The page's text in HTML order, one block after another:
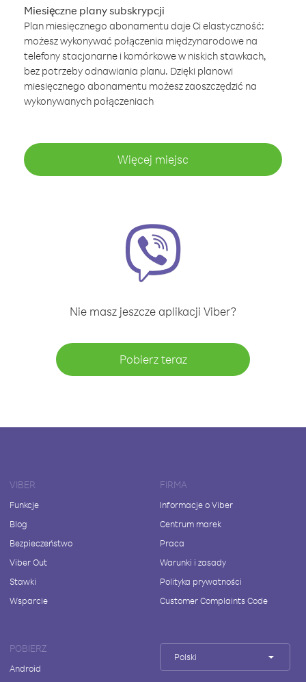
Miesięczne plany subskrypcji
Plan miesięcznego abonamentu daje Ci elastyczność:
możesz wykonywać połączenia międzynarodowe na
telefony stacjonarne i komórkowe w niskich stawkach,
bez potrzeby odnawiania planu. Dzięki planowi
miesięcznego abonamentu możesz zaoszczędzić na
wykonywanych połączeniach
Więcej miejsc
Nie masz jeszcze aplikacji Viber?
Pobierz teraz
VIBER
Funkcje
Blog
Bezpieczeństwo
Viber Out
Stawki
Wsparcie
FIRMA
Informacje o Viber
Centrum marek
Praca
Warunki i zasady
Polityka prywatności
Customer Complaints Code
POBIERZ
Android
Polski